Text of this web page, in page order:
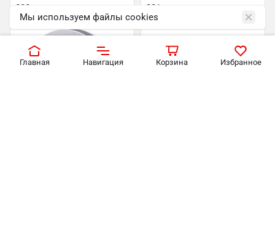
Главная Навигация Корзина Избранное
800
381
Мы используем файлы cookies